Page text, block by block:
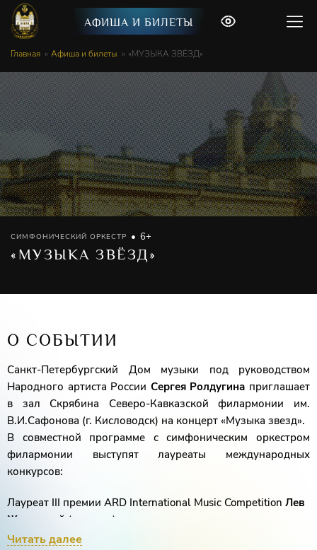
АФИША И БИЛЕТЫ
Главная Афиша и билеты «МУЗЫКА ЗВЁЗД»
СИМФОНИЧЕСКИЙ ОРКЕСТР 6+
«МУЗЫКА ЗВЁЗД»
О СОБЫТИИ
Санкт-Петербургский Дом музыки под руководством
Народного артиста России Сергея Ролдугина приглашает
в зал Скрябина Северо-Кавказской филармонии им.
В.И.Сафонова (г. Кисловодск) на концерт «Музыка звезд».
В совместной программе с симфоническим оркестром
филармонии выступят лауреаты международных
конкурсов:
Лауреат III премии ARD International Music Competition Лев
Журавски й (кларнет) ,
Читать далее